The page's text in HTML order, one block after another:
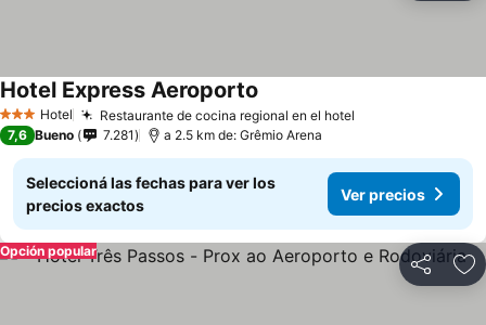
3 Estrellas
Hotel Restaurante de cocina regional en el hotel
Hotel Express Aeroporto
7,6 Bueno 7.281 a 2.5 km de: Grêmio Arena
Seleccioná las fechas para ver los
precios exactos
Ver precios
Compartir
Opción popular